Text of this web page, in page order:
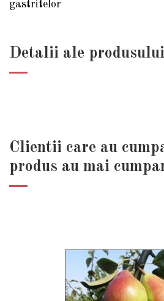
gastritelor
Detalii ale produsului
Clientii care au
produs au mai